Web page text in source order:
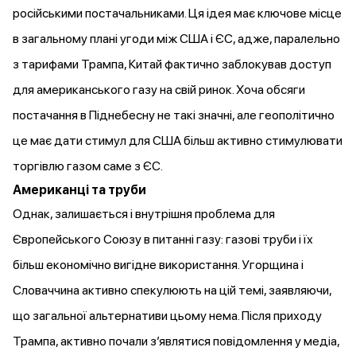
російськими постачальниками. Ця ідея має ключове місце
в загальному плані угоди між США і ЄС, адже, паралельно
з тарифами Трампа, Китай фактично заблокував доступ
для американського газу на свій ринок. Хоча обсяги
постачання в Піднебесну не такі значні, але геополітично
це має дати стимул для США більш активно стимулювати
торгівлю газом саме з ЄС.
Американці та труби
Однак, залишається і внутрішня проблема для
Європейського Союзу в питанні газу: газові труби і їх
більш економічно вигідне використання. Угорщина і
Словаччина активно спекулюють на цій темі, заявляючи,
що загальної альтернативи цьому нема. Після приходу
Трампа, активно почали зʼявлятися повідомлення у медіа,